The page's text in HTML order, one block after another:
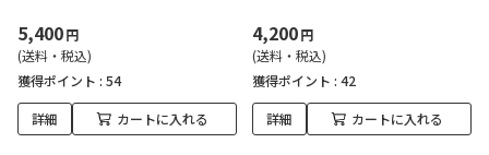
5,400円
(送料・税込)
獲得ポイント : 54
詳細 カートに入れる
4,200円
(送料・税込)
獲得ポイント : 42
詳細 カートに入れる